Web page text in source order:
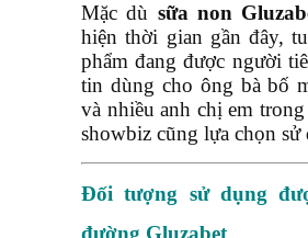
Mặc dù sữa non
hiện thời gian gần đây,
phẩm đang được người
tin dùng cho ông bà bố
và nhiều anh chị em
showbiz cũng lựa chọn sử
Đối tượng sử dụng